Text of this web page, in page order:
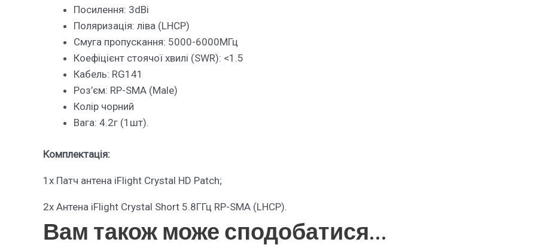
Посилення: 3dBi
Поляризація: ліва (LHCP)
Смуга пропускання: 5000-6000МГц
Коефіцієнт стоячої хвилі (SWR): <1.5
Кабель: RG141
Роз’єм: RP-SMA (Male)
Колір чорний
Вага: 4.2г (1шт).
Комплектація:
1х Патч антена iFlight Crystal HD Patch;
2х Антена iFlight Crystal Short 5.8ГГц RP-SMA (LHCP).
Вам також може сподобатися…